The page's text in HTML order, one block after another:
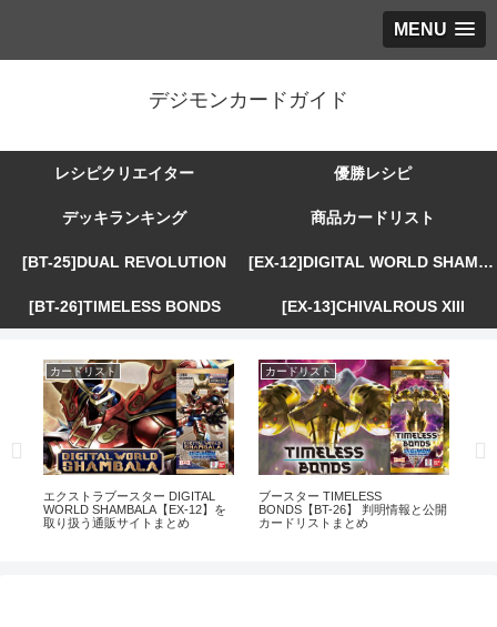
MENU
デジモンカードガイド
レシピクリエイター 優勝レシピ
デッキランキング 商品カードリスト
[BT-25]DUAL REVOLUTION [EX-12]DIGITAL WORLD SHAMBALA
[BT-26]TIMELESS BONDS [EX-13]CHIVALROUS XIII
カードリスト
エクストラブースター DIGITAL
WORLD SHAMBALA【EX-12】を
取り扱う通販サイトまとめ
カードリスト
ブースター TIMELESS
BONDS【BT-26】 判明情報と公開
カードリストまとめ